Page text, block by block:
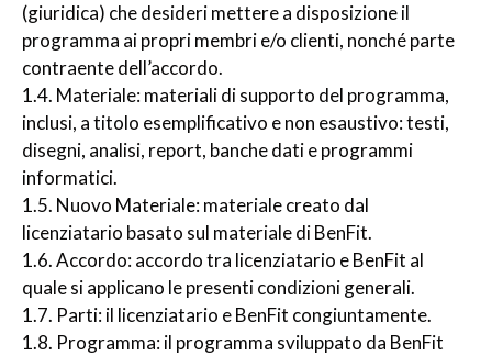
(giuridica) che desideri mettere a disposizione il
programma ai propri membri e/o clienti, nonché parte
contraente dell’accordo.
1.4. Materiale: materiali di supporto del programma,
inclusi, a titolo esemplificativo e non esaustivo: testi,
disegni, analisi, report, banche dati e programmi
informatici.
1.5. Nuovo Materiale: materiale creato dal
licenziatario basato sul materiale di BenFit.
1.6. Accordo: accordo tra licenziatario e BenFit al
quale si applicano le presenti condizioni generali.
1.7. Parti: il licenziatario e BenFit congiuntamente.
1.8. Programma: il programma sviluppato da BenFit